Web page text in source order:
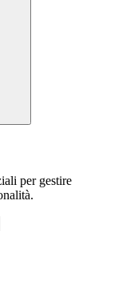
per gestire